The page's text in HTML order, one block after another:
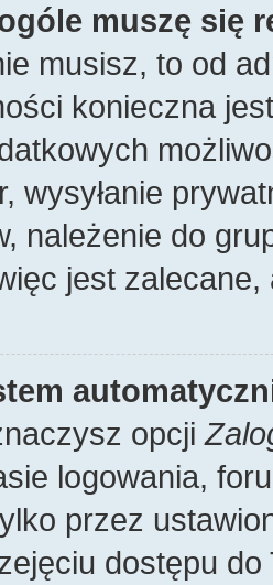
muszę się
musisz, to od
konieczna
wysyłanie
należenie do
jest zalecane,
opcji
logowania,
przez
dostępu